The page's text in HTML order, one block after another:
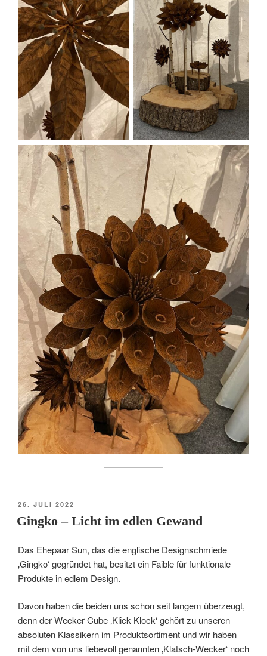
VERÖFFENTLICHT
AM
26. JULI 2022
Gingko – Licht im edlen Gewand
Das Ehepaar Sun, das die englische Designschmiede
‚Gingko‘ gegründet hat, besitzt ein Faible für funktionale
Produkte in edlem Design.
Davon haben die beiden uns schon seit langem überzeugt,
denn der Wecker Cube ‚Klick Klock‘ gehört zu unseren
absoluten Klassikern im Produktsortiment und wir haben
mit dem von uns liebevoll genannten ‚Klatsch-Wecker‘ noch